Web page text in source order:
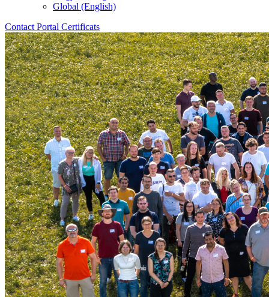
Global (English)
Contact Portal Certificats